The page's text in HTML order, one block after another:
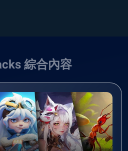
綜合內容